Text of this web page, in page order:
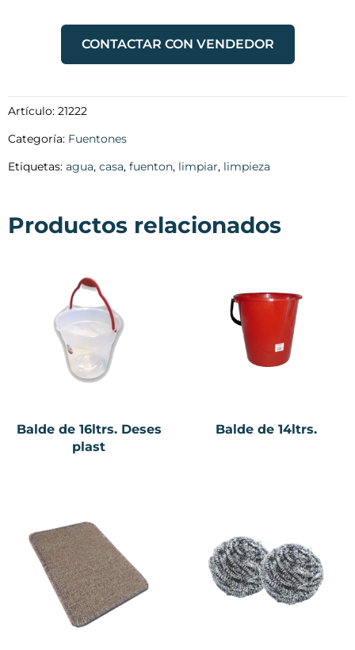
CONTACTAR CON VENDEDOR
Artículo: 21222
Categoría: Fuentones
Etiquetas: agua, casa, fuenton, limpiar, limpieza
Productos relacionados
Balde de 16ltrs. Deses
plast
Balde de 14ltrs.